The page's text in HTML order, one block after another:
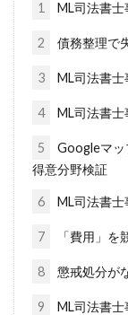
1 ML司法書士
2 債務整理で
3 ML司法書士
4 ML司法書士
5
Googleマッ
得意分野検証
6 ML司法書
7 「費用」を
8 懲戒処分が
9 ML司法書士